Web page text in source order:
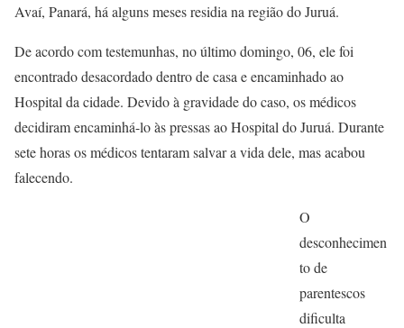
Avaí, Panará, há alguns meses residia na região do Juruá.
De acordo com testemunhas, no último domingo, 06, ele foi
encontrado desacordado dentro de casa e encaminhado ao
Hospital da cidade. Devido à gravidade do caso, os médicos
decidiram encaminhá-lo às pressas ao Hospital do Juruá. Durante
sete horas os médicos tentaram salvar a vida dele, mas acabou
falecendo.
O
desconhecimen
to de
parentescos
dificulta